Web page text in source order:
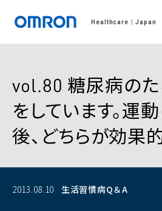
Healthcare Japan
vol.80 糖尿病の
をしています。運
後、どちらが効果
2013.08.10 生活習慣病Q＆A